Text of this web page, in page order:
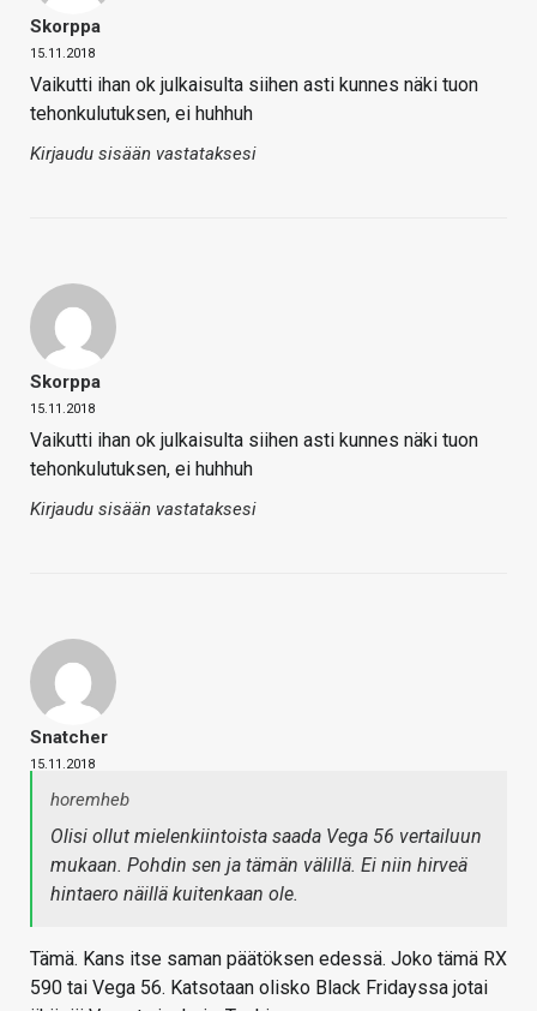
Skorppa
15.11.2018
Vaikutti ihan ok julkaisulta siihen asti kunnes näki tuon
tehonkulutuksen, ei huhhuh
Kirjaudu sisään vastataksesi
Skorppa
15.11.2018
Vaikutti ihan ok julkaisulta siihen asti kunnes näki tuon
tehonkulutuksen, ei huhhuh
Kirjaudu sisään vastataksesi
Snatcher
15.11.2018
horemheb
Olisi ollut mielenkiintoista saada Vega 56 vertailuun
mukaan. Pohdin sen ja tämän välillä. Ei niin hirveä
hintaero näillä kuitenkaan ole.
Tämä. Kans itse saman päätöksen edessä. Joko tämä RX
590 tai Vega 56. Katsotaan olisko Black Fridayssa jotai